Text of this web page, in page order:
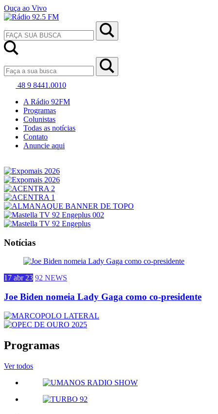
Ouça ao Vivo
48 9 8441.0010
A Rádio 92FM
Programas
Colunistas
Todas as notícias
Contato
Anuncie aqui
Notícias
17 abr 23 92 NEWS
Joe Biden nomeia Lady Gaga como co-presidente
Programas
Ver todos